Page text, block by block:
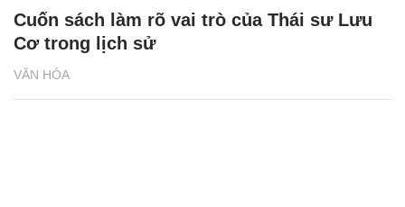
VĂN HÓA
Cuốn sách làm rõ vai trò của Thái sư Lưu
Cơ trong lịch sử